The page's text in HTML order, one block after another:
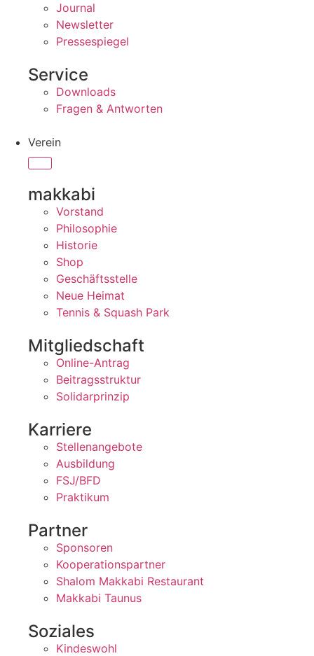
Journal
Newsletter
Pressespiegel
Service
Downloads
Fragen & Antworten
Verein
makkabi
Vorstand
Philosophie
Historie
Shop
Geschäftsstelle
Neue Heimat
Tennis & Squash Park
Mitgliedschaft
Online-Antrag
Beitragsstruktur
Solidarprinzip
Karriere
Stellenangebote
Ausbildung
FSJ/BFD
Praktikum
Partner
Sponsoren
Kooperationspartner
Shalom Makkabi Restaurant
Makkabi Taunus
Soziales
Kindeswohl